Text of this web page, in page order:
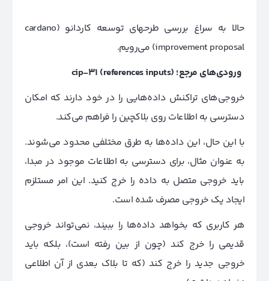
حالا به سراغ بررسی طرح‎های توسعه کاردانو (cardano
improvement proposal) می‌رویم.
ورودی‌های مرجع؛
cip-31 (references inputs)
خروجی‌های تراکنش داده‌هایی را در خود دارند که امکان
دسترسی به اطلاعات روی بلاکچین را فراهم می‌کند.
با این حال، این داده‌ها به طرق مختلفی محدود می‌شوند.
به عنوان مثال، برای دسترسی به اطلاعات موجود در مبدا،
باید خروجی متصل به داده را خرج کنید. این امر مستلزم
ایجاد یک خروجی مصرف شده است.
هر کاربری که بخواهد داده‌ها را ببیند، نمی‌تواند خروجی
قدیمی را خرج کند (چون از بین رفته است)، بلکه باید
خروجی جدید را خرج کند (که تا بلاک بعدی از آن اطلاعی